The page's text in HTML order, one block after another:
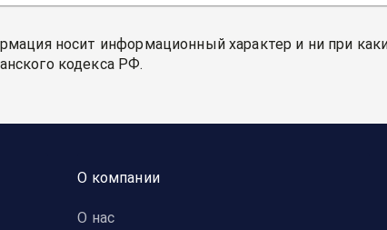
носит информационный характер и ни при
кодекса РФ.
О компании
О нас